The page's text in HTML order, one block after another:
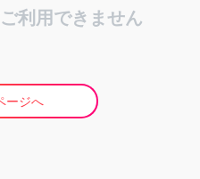
利用できません